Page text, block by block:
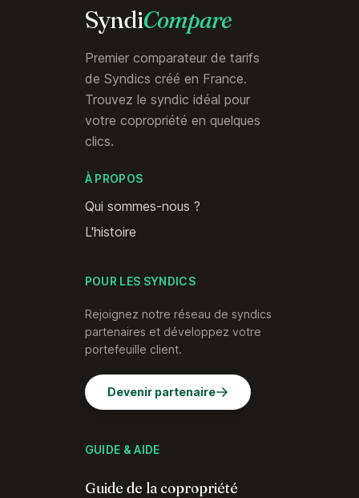
SyndiCompare
Premier comparateur de tarifs
de Syndics créé en France.
Trouvez le syndic idéal pour
votre copropriété en quelques
clics.
À PROPOS
Qui sommes-nous ?
L'histoire
POUR LES SYNDICS
Rejoignez notre réseau de syndics
partenaires et développez votre
portefeuille client.
Devenir partenaire
GUIDE & AIDE
Guide de la copropriété